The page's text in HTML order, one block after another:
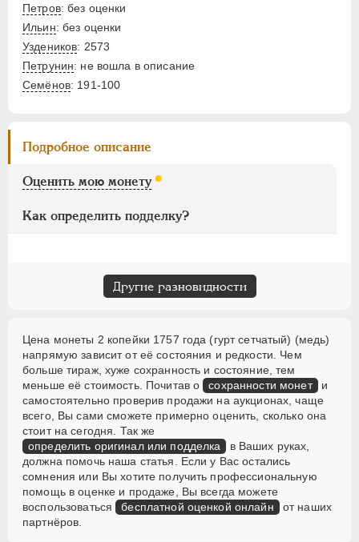
Петров: без оценки
Ильин: без оценки
Уздеников: 2573
Петрунин: не вошла в описание
Семёнов: 191-100
Подробное описание
Оценить мою монету
Как определить подделку?
Другие разновидности
Цена монеты 2 копейки 1757 года (гурт сетчатый) (медь)
напрямую зависит от её состояния и редкости. Чем
больше тираж, хуже сохранность и состояние, тем
меньше её стоимость. Почитав о сохранности монет и
самостоятельно проверив продажи на аукционах, чаще
всего, Вы сами сможете примерно оценить, сколько она
стоит на сегодня. Так же
определить оригинал или подделка
в Ваших руках,
должна помочь наша статья. Если у Вас остались
сомнения или Вы хотите получить профессиональную
помощь в оценке и продаже, Вы всегда можете
воспользоваться бесплатной оценкой онлайн от наших
партнёров.
НИКОЛАЙ I 1826-1855
АЛЕКСАНДР II 1855-1881
АЛЕКСАНДР III
НИКОЛАЙ II 1894-1917